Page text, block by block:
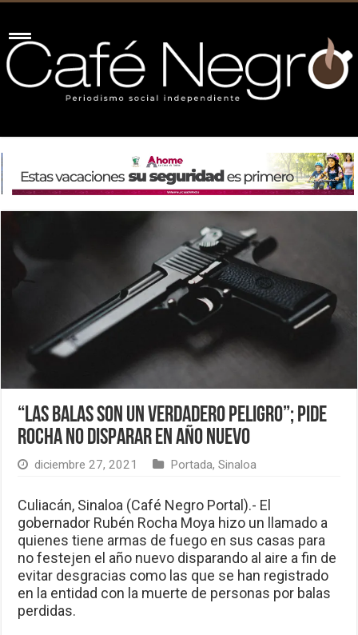
“Las balas son un verdadero peligro”; pide
Rocha no disparar en Año Nuevo
diciembre 27, 2021 Portada,Sinaloa
Culiacán, Sinaloa (Café Negro Portal).- El
gobernador Rubén Rocha Moya hizo un llamado a
quienes tiene armas de fuego en sus casas para
no festejen el año nuevo disparando al aire a fin de
evitar desgracias como las que se han registrado
en la entidad con la muerte de personas por balas
perdidas.